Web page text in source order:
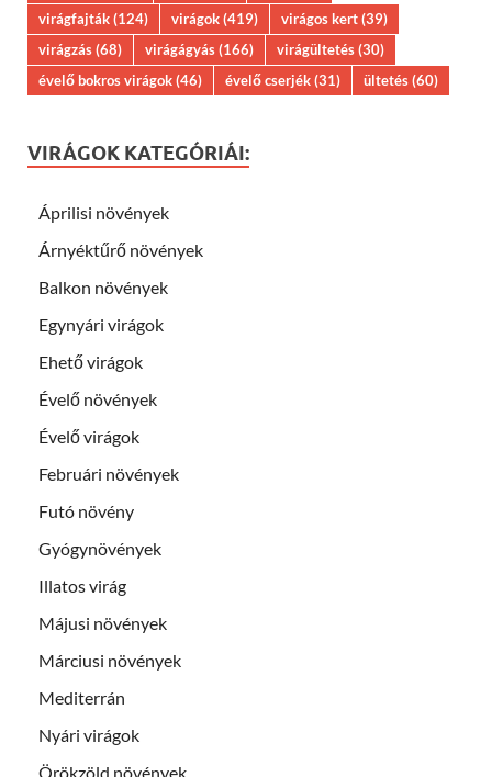
virágfajták(124) virágok(419) virágos kert(39)
virágzás(68) virágágyás(166) virágültetés(30)
évelő bokros virágok(46) évelő cserjék(31) ültetés(60)
VIRÁGOK KATEGÓRIÁI:
Áprilisi növények
Árnyéktűrő növények
Balkon növények
Egynyári virágok
Ehető virágok
Évelő növények
Évelő virágok
Februári növények
Futó növény
Gyógynövények
Illatos virág
Májusi növények
Márciusi növények
Mediterrán
Nyári virágok
Örökzöld növények